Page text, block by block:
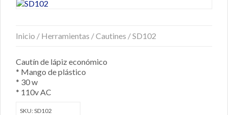
Inicio / Herramientas /Cautines / SD102
Cautín de lápiz económico
* Mango de plástico
* 30 w
* 110v AC
SKU:SD102